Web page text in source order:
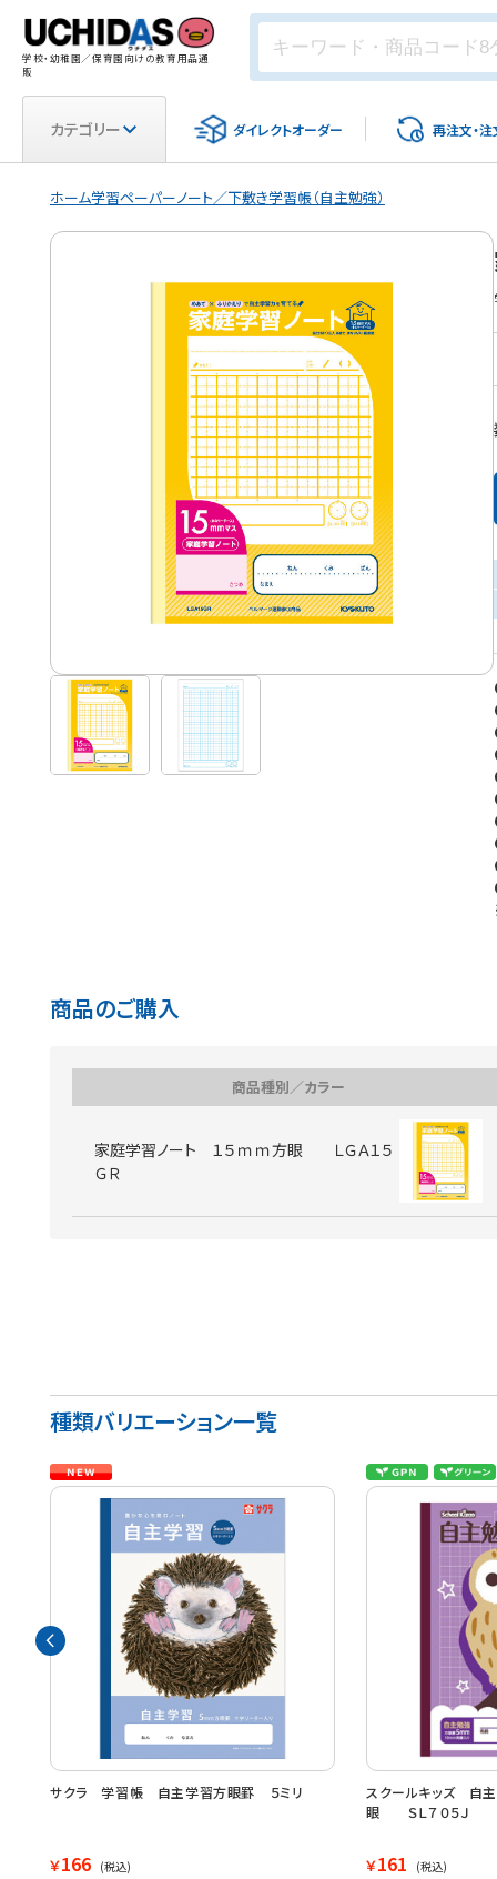
学校・幼稚園／保育園向けの教育用品通
販
カテゴリー ダイレクトオーダー 再注文・注
ホーム学習ペーパーノート／下敷き学習帳（自主勉強）
商品のご購入
商品種別／カラー
家庭学習ノート １５ｍｍ方眼 ＬＧＡ１５
ＧＲ
種類バリエーション一覧
サクラ 学習帳 自主学習方眼罫 ５ミリ
￥166 (税込)
スクールキッズ 自
眼 ＳＬ７０５Ｊ
￥161 (税込)